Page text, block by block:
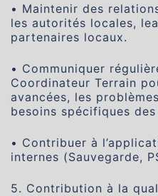
• Maintenir des
les autorités locales,
partenaires locaux.
• Communiquer
Coordinateur Terrain
avancées, les
besoins spécifiques
• Contribuer à
internes (Sauvegarde,
5. Contribution à la